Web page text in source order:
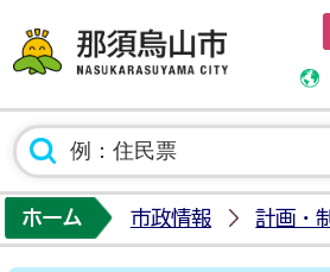
ホーム 市政情報 計画・